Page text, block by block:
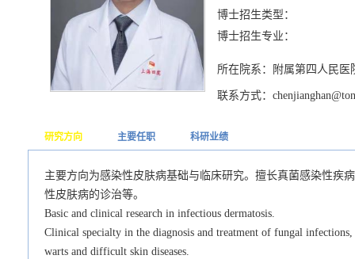
博士招生类型：
博士招生专业：
所在院系：附属第四人民医
联系方式：
研究方向 主要任职 科研业绩
主要方向为感染性皮肤病基础与临床研究。擅长真菌感染性疾
性皮肤病的诊治等。
Basic and clinical research in infectious dermatosis.
Clinical specialty in the diagnosis and treatment of fungal
warts and difficult skin diseases.